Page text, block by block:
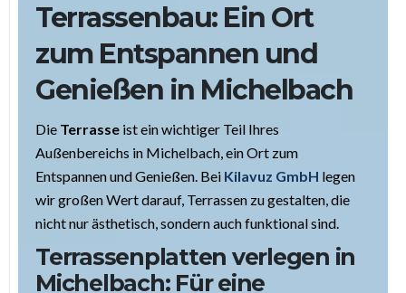
Terrassenbau: Ein Ort
zum Entspannen und
Genießen in Michelbach
Die Terrasse ist ein wichtiger Teil Ihres
Außenbereichs in Michelbach, ein Ort zum
Entspannen und Genießen. Bei Kilavuz GmbH legen
wir großen Wert darauf, Terrassen zu gestalten, die
nicht nur ästhetisch, sondern auch funktional sind.
Terrassenplatten verlegen in
Michelbach: Für eine